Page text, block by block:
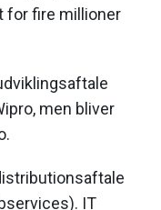
for fire millioner
men bliver
IT